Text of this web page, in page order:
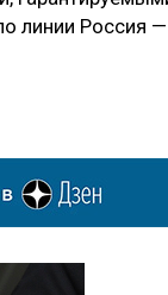
линии Россия —